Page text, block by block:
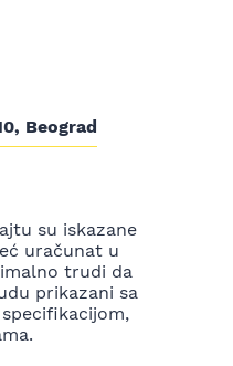
Beograd
su iskazane
uračunat u
trudi da
prikazani sa